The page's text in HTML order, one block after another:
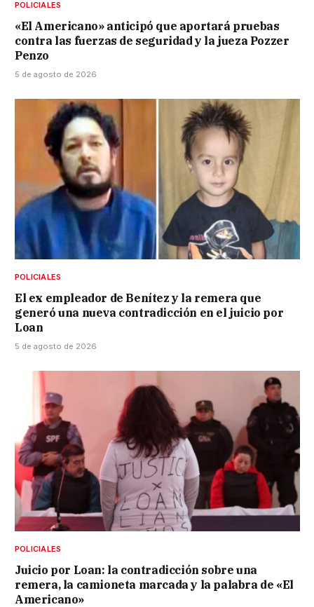
POLICIALES
«El Americano» anticipó que aportará pruebas
contra las fuerzas de seguridad y la jueza Pozzer
Penzo
5 de agosto de 2026
POLICIALES
El ex empleador de Benítez y la remera que
generó una nueva contradicción en el juicio por
Loan
5 de agosto de 2026
POLICIALES
Juicio por Loan: la contradicción sobre una
remera, la camioneta marcada y la palabra de «El
Americano»